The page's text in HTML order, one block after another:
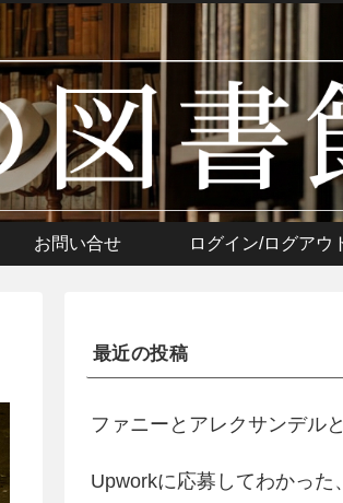
お問い合せ ログイン/ログアウ
最近の投稿
ファニーとアレクサンデル
Upworkに応募してわかった